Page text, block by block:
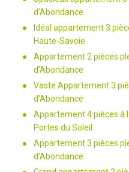
d'Abondance
Idéal appartement 3
Haute-Savoie
Appartement 2 pièces
d'Abondance
Vaste Appartement 3
d'Abondance
Appartement 4 pièces à
Portes du Soleil
Appartement 3 pièces
d’Abondance